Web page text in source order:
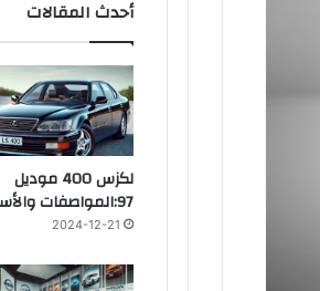
أحدث المقالات
لكزس 400 موديل
97:المواصفات والأسعار
2024-12-21